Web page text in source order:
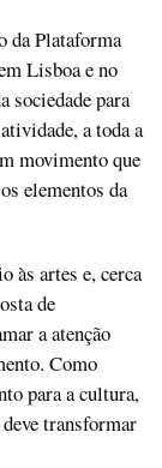
da Plataforma
Lisboa e no
sociedade para
a toda a
movimento que
elementos da
às artes e, cerca
de
a atenção
Como
para a cultura,
transformar